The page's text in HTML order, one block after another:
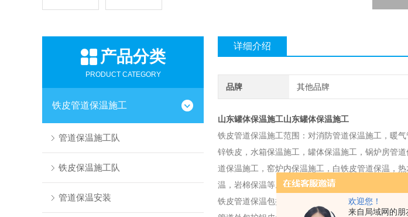
欢迎您！
来自局域网的
产品分类
PRODUCT CATEGORY
铁皮管道保温施工
管道保温施工队
铁皮保温施工队
管道保温安装
详细介绍
品牌 其他品牌
山东罐体保温施工山东罐体保温施工
铁皮管道保温施工范围：对消防管道保温施工，暖
锌铁皮，水箱保温施工，罐体保温施工，锅炉房管
道保温施工，窑炉内保温施工，白铁皮管道保温，
温，岩棉保温等。
铁皮管道保温包括；岩棉管壳保温施工，玻璃棉管